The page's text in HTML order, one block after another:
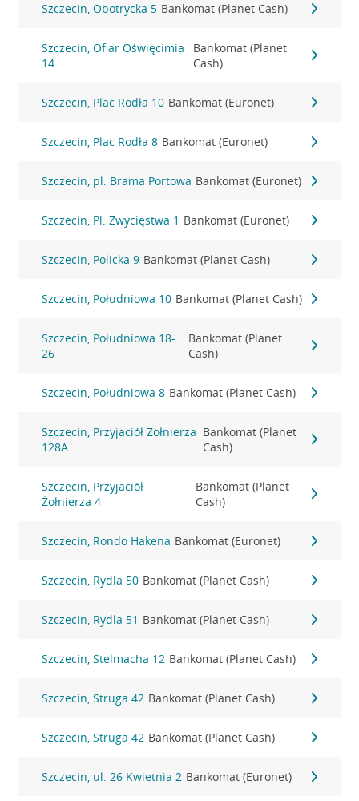
Szczecin, Obotrycka 5 Bankomat (Planet Cash)
Szczecin, Ofiar Oświęcimia
14
Bankomat (Planet
Cash)
Szczecin, Plac Rodła 10 Bankomat (Euronet)
Szczecin, Plac Rodła 8 Bankomat (Euronet)
Szczecin, pl. Brama Portowa Bankomat (Euronet)
Szczecin, Pl. Zwycięstwa 1 Bankomat (Euronet)
Szczecin, Policka 9 Bankomat (Planet Cash)
Szczecin, Południowa 10 Bankomat (Planet Cash)
Szczecin, Południowa 18-
26
Bankomat (Planet
Cash)
Szczecin, Południowa 8 Bankomat (Planet Cash)
Szczecin, Przyjaciół Żołnierza
128A
Bankomat (Planet
Cash)
Szczecin, Przyjaciół
Żołnierza 4
Bankomat (Planet
Cash)
Szczecin, Rondo Hakena Bankomat (Euronet)
Szczecin, Rydla 50 Bankomat (Planet Cash)
Szczecin, Rydla 51 Bankomat (Planet Cash)
Szczecin, Stelmacha 12 Bankomat (Planet Cash)
Szczecin, Struga 42 Bankomat (Planet Cash)
Szczecin, Struga 42 Bankomat (Planet Cash)
Szczecin, ul. 26 Kwietnia 2 Bankomat (Euronet)